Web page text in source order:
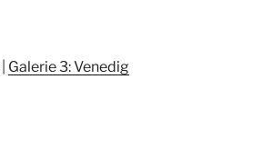
Galerie 3: Venedig